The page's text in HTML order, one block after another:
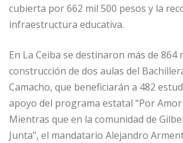
cubierta por 662 mil 500 pesos y la
infraestructura educativa.
En La Ceiba se destinaron más de 864
construcción de dos aulas del
Camacho, que beneficiarán a 482
apoyo del programa estatal “Por Amor
Mientras que en la comunidad de
Junta”, el mandatario Alejandro